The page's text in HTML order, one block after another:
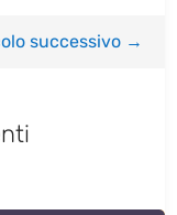
successivo→